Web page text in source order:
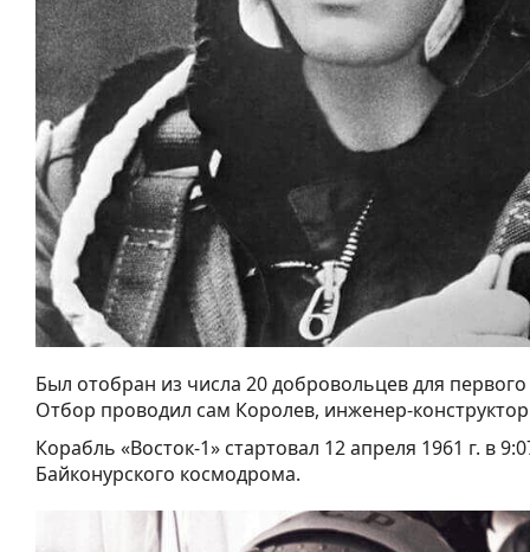
Был отобран из числа 20 добровольцев для
Отбор проводил сам Королев, инженер-
Корабль «Восток-1» стартовал 12 апреля 1961 г. в
Байконурского космодрома.